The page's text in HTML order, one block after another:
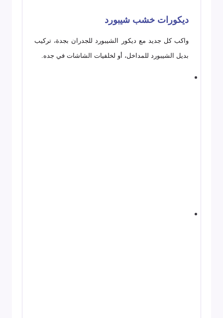
ديكورات خشب شيبورد
واكب كل جديد مع ديكور الشيبورد للجدران بجدة، تركيب
بديل الشيبورد للمداخل، أو لخلفيات الشاشات في جده.